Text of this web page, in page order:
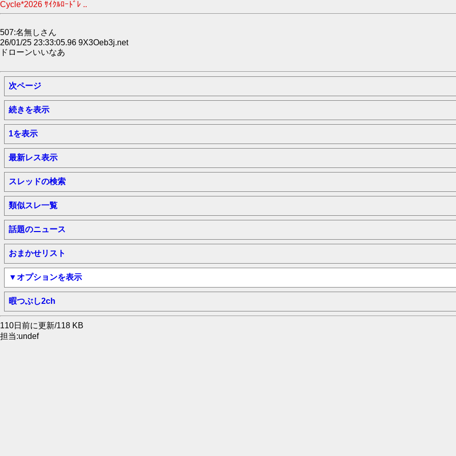
Cycle*2026 ｻｲｸﾙﾛｰﾄﾞﾚ ..
507:名無しさん
26/01/25 23:33:05.96 9X3Oeb3j.net
ドローンいいなあ
次ページ
続きを表示
1を表示
最新レス表示
スレッドの検索
類似スレ一覧
話題のニュース
おまかせリスト
▼オプションを表示
暇つぶし2ch
110日前に更新/118 KB
担当:undef